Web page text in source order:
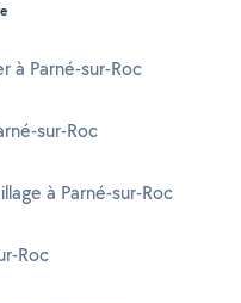
à Parné-sur-Roc
sur-Roc
à Parné-sur-Roc
Roc